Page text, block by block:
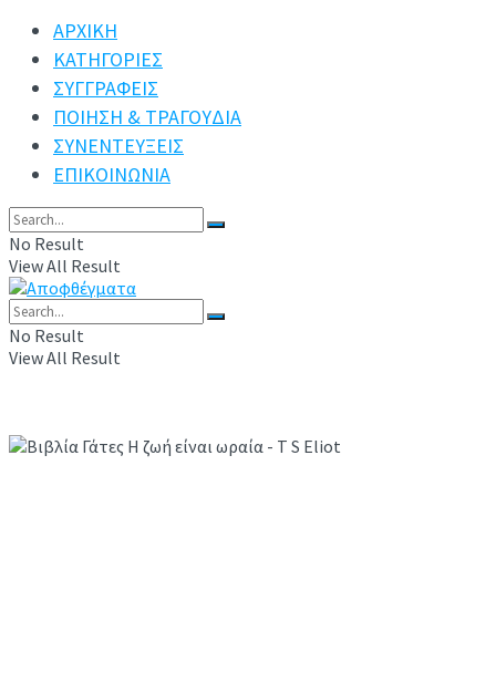
ΑΡΧΙΚΗ
ΚΑΤΗΓΟΡΙΕΣ
ΣΥΓΓΡΑΦΕΙΣ
ΠΟΙΗΣΗ & ΤΡΑΓΟΥΔΙΑ
ΣΥΝΕΝΤΕΥΞΕΙΣ
ΕΠΙΚΟΙΝΩΝΙΑ
No Result
View All Result
No Result
View All Result